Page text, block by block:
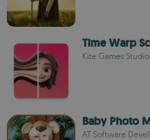
Time Warp
Kite Games
Baby Photo
AT Software